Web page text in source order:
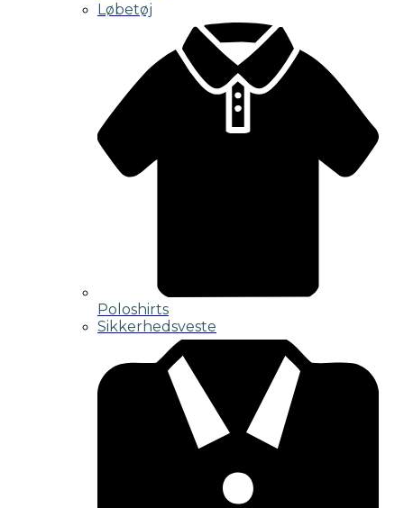
Løbetøj
Poloshirts
Sikkerhedsveste